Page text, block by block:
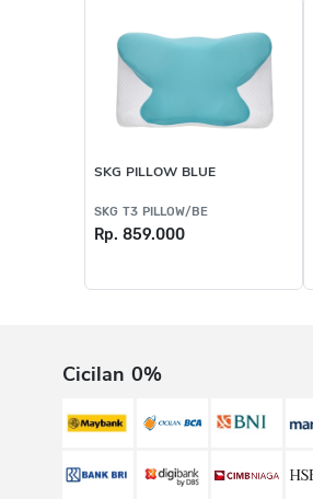
SKG PILLOW BLUE
SKG T3 PILLOW/BE
Rp. 859.000
Cicilan 0%